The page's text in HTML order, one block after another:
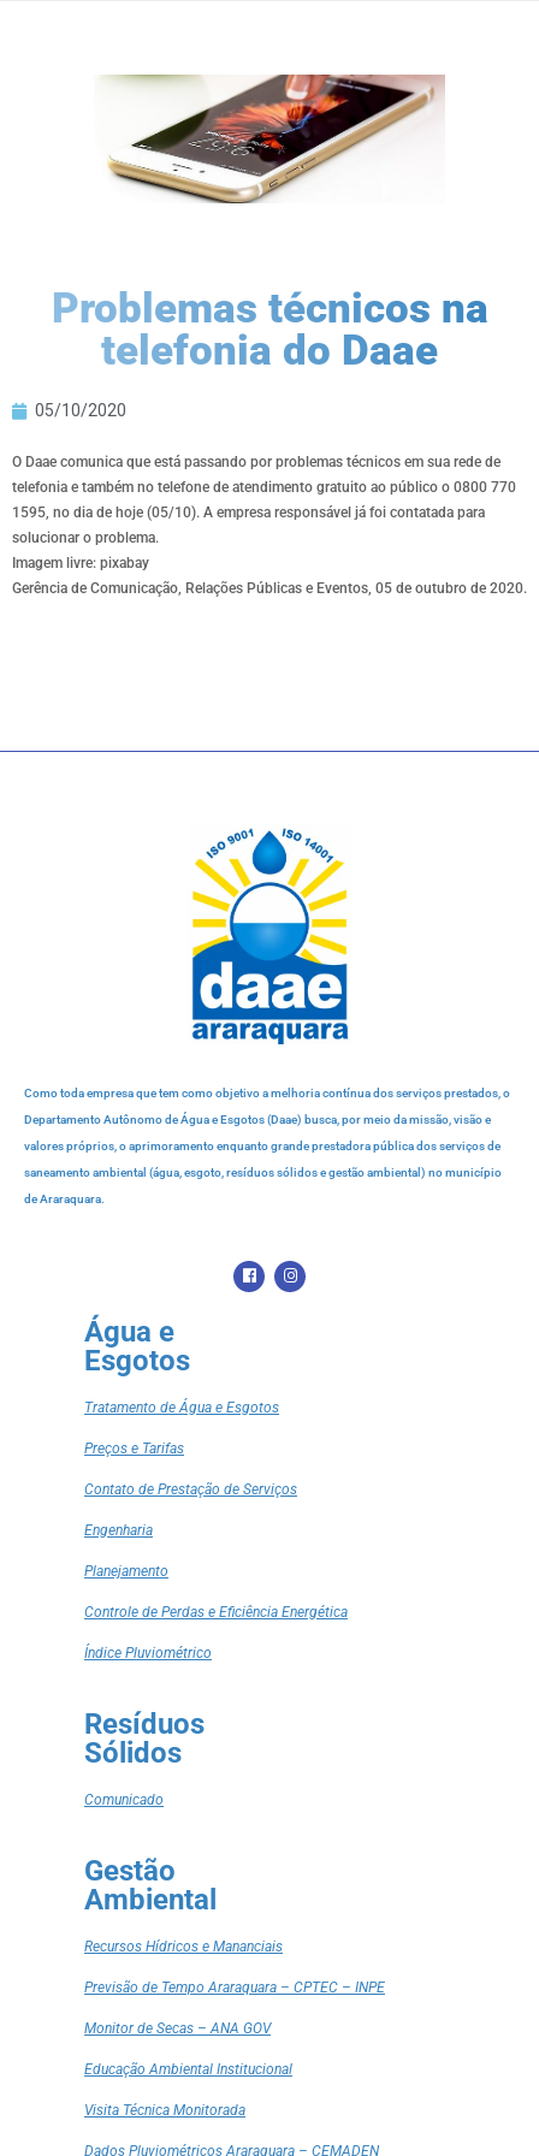
Problemas técnicos na
telefonia do Daae
05/10/2020
O Daae comunica que está passando por problemas técnicos em sua rede de
telefonia e também no telefone de atendimento gratuito ao público o 0800 770
1595, no dia de hoje (05/10). A empresa responsável já foi contatada para
solucionar o problema.
Imagem livre: pixabay
Gerência de Comunicação, Relações Públicas e Eventos, 05 de outubro de 2020.
Como toda empresa que tem como objetivo a melhoria contínua dos serviços prestados, o
Departamento Autônomo de Água e Esgotos (Daae) busca, por meio da missão, visão e
valores próprios, o aprimoramento enquanto grande prestadora pública dos serviços de
saneamento ambiental (água, esgoto, resíduos sólidos e gestão ambiental) no município
de Araraquara.
Água e
Esgotos
Tratamento de Água e Esgotos
Preços e Tarifas
Contato de Prestação de Serviços
Engenharia
Planejamento
Controle de Perdas e Eficiência Energética
Índice Pluviométrico
Resíduos
Sólidos
Comunicado
Gestão
Ambiental
Recursos Hídricos e Mananciais
Previsão de Tempo Araraquara – CPTEC – INPE
Monitor de Secas – ANA GOV
Educação Ambiental Institucional
Visita Técnica Monitorada
Dados Pluviométricos Araraquara – CEMADEN